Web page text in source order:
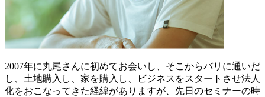
2007年に丸尾さんに初めてお会いし、そこからバリに通いだ
し、土地購入し、家を購入し、ビジネスをスタートさせ法人
化をおこなってきた経緯がありますが、先日のセミナーの時